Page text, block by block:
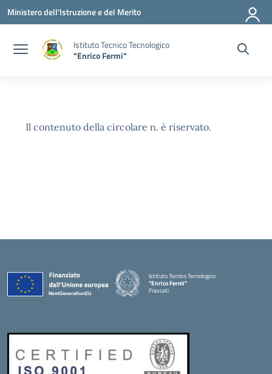
Vai ai contenuti
Vai al menu di navigazione
Vai al footer
Ministero dell'Istruzione e del Merito
Istituto Tecnico Tecnologico
"Enrico Fermi"
Il contenuto della circolare n. è riservato.
Istituto Tecnico Tecnologico
"Enrico Fermi"
Frascati